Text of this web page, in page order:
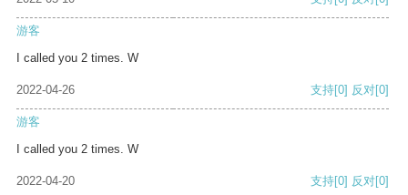
游客
I called you 2 times. W
2022-04-26 支持[0] 反对[0]
游客
I called you 2 times. W
2022-04-20 支持[0] 反对[0]